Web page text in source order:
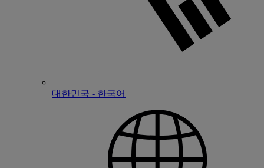
대한민국 - 한국어